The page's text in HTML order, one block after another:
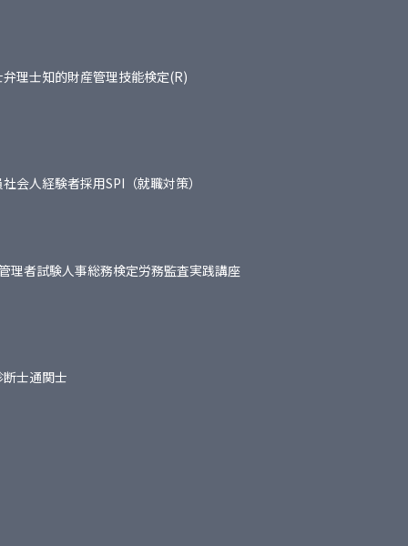
弁理士知的財産管理技能検定(R)
社会人経験者採用SPI（就職対策）
理者試験人事総務検定労務監査実践講座
士通関士